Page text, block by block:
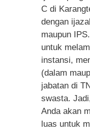
C di
dengan
maupun
untuk
instansi,
(dalam
jabatan di
swasta.
Anda akan
luas untuk